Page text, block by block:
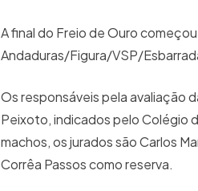
A final do Freio de Ouro
Andaduras/Figura/VSP/
Os responsáveis pela avaliação
Peixoto, indicados pelo Colégio
machos, os jurados são Carlos
Corrêa Passos como reserva.